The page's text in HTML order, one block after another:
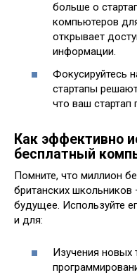
больше о
компьютеров
открывает
информации.
Фокусируйтесь
стартапы
что ваш стартап
Как эффективно
бесплатный
Помните, что миллион
британских школьников
будущее. Используйте
и для:
Изучения новых